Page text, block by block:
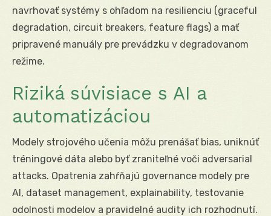
navrhovať systémy s ohľadom na resilienciu (graceful
degradation, circuit breakers, feature flags) a mať
pripravené manuály pre prevádzku v degradovanom
režime.
Riziká súvisiace s AI a
automatizáciou
Modely strojového učenia môžu prenášať bias, uniknúť
tréningové dáta alebo byť zraniteľné voči adversarial
attacks. Opatrenia zahŕňajú governance modely pre
AI, dataset management, explainability, testovanie
odolnosti modelov a pravidelné audity ich rozhodnutí.